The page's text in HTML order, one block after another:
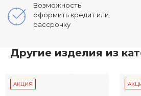
Возможность
оформить кредит или
рассрочку
Другие изделия из
АКЦИЯ